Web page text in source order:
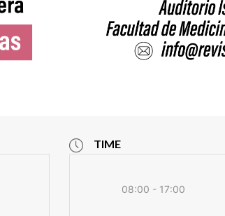
TIME
08:00 - 17:00